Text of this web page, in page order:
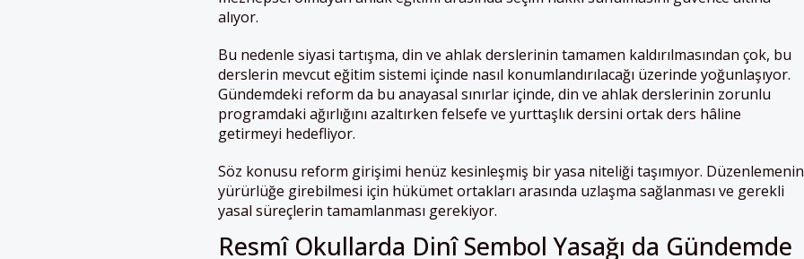
alıyor.
Bu nedenle siyasi tartışma, din ve ahlak derslerinin tamamen kaldırılmasından çok, bu
derslerin mevcut eğitim sistemi içinde nasıl konumlandırılacağı üzerinde yoğunlaşıyor.
Gündemdeki reform da bu anayasal sınırlar içinde, din ve ahlak derslerinin zorunlu
programdaki ağırlığını azaltırken felsefe ve yurttaşlık dersini ortak ders hâline
getirmeyi hedefliyor.
Söz konusu reform girişimi henüz kesinleşmiş bir yasa niteliği taşımıyor. Düzenlemenin
yürürlüğe girebilmesi için hükümet ortakları arasında uzlaşma sağlanması ve gerekli
yasal süreçlerin tamamlanması gerekiyor.
Resmî Okullarda Dinî Sembol Yasağı da Gündemde